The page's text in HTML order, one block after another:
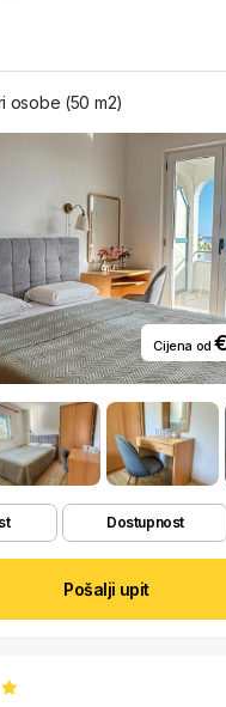
osobe (50 m2)
Cijena od
Dostupnost
Pošalji upit